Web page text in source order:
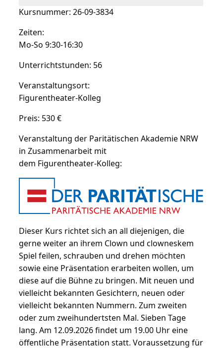
Kursnummer: 26-09-3834
Zeiten:
Mo-So 9:30-16:30
Unterrichtstunden: 56
Veranstaltungsort:
Figurentheater-Kolleg
Preis: 530 €
Veranstaltung der Paritätischen Akademie NRW
in Zusammenarbeit mit
dem Figurentheater-Kolleg:
Dieser Kurs richtet sich an all diejenigen, die
gerne weiter an ihrem Clown und clowneskem
Spiel feilen, schrauben und drehen möchten
sowie eine Präsentation erarbeiten wollen, um
diese auf die Bühne zu bringen. Mit neuen und
vielleicht bekannten Gesichtern, neuen oder
vielleicht bekannten Nummern. Zum zweiten
oder zum zweihundertsten Mal. Sieben Tage
lang. Am 12.09.2026 findet um 19.00 Uhr eine
öffentliche Präsentation statt. Voraussetzung für